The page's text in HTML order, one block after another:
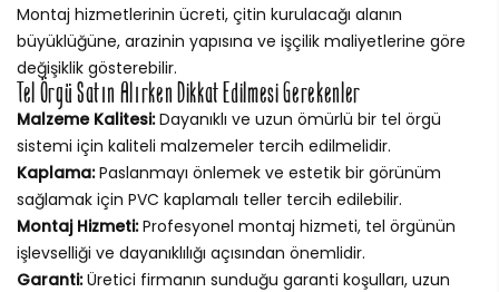
Montaj hizmetlerinin ücreti, çitin kurulacağı alanın
büyüklüğüne, arazinin yapısına ve işçilik maliyetlerine göre
değişiklik gösterebilir.
Tel Örgü Satın Alırken Dikkat Edilmesi Gerekenler
Malzeme Kalitesi:Dayanıklı ve uzun ömürlü bir tel örgü
sistemi için kaliteli malzemeler tercih edilmelidir.
Kaplama:Paslanmayı önlemek ve estetik bir görünüm
sağlamak için PVC kaplamalı teller tercih edilebilir.
Montaj Hizmeti:Profesyonel montaj hizmeti, tel örgünün
işlevselliği ve dayanıklılığı açısından önemlidir.
Garanti:Üretici firmanın sunduğu garanti koşulları, uzun